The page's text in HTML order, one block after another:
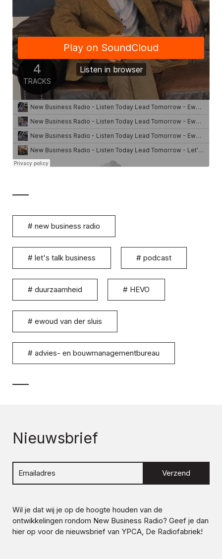
# new business radio
# let's talk business # podcast
# duurzaamheid # HEVO
# ewoud van der sluis
# advies- en bouwmanagementbureau
Nieuwsbrief
Verzend
Wil je dat wij je op de hoogte houden van de
ontwikkelingen rondom New Business Radio? Geef je dan
hier op voor de nieuwsbrief van YPCA, De Radiofabriek!